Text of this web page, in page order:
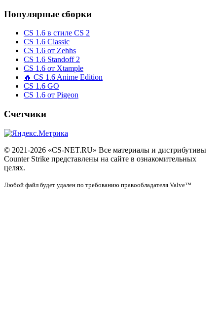
Популярные сборки
CS 1.6 в стиле CS 2
CS 1.6 Classic
CS 1.6 от Zehhs
CS 1.6 Standoff 2
CS 1.6 от Xtample
🔥 CS 1.6 Anime Edition
CS 1.6 GO
CS 1.6 от Pigeon
Счетчики
© 2021-2026 «CS-NET.RU» Все материалы и дистрибутивы
Counter Strike представлены на сайте в ознакомительных
целях.
Любой файл будет удален по требованию правообладателя Valve™